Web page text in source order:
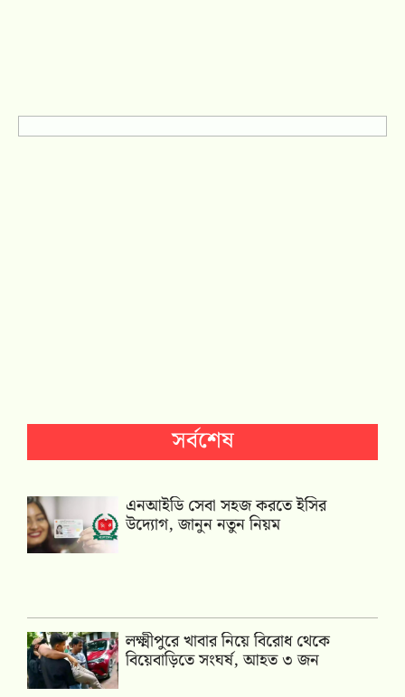
সর্বশেষ
এনআইডি সেবা সহজ করতে ইসির
উদ্যোগ, জানুন নতুন নিয়ম
লক্ষ্মীপুরে খাবার নিয়ে বিরোধ থেকে
বিয়েবাড়িতে সংঘর্ষ, আহত ৩ জন